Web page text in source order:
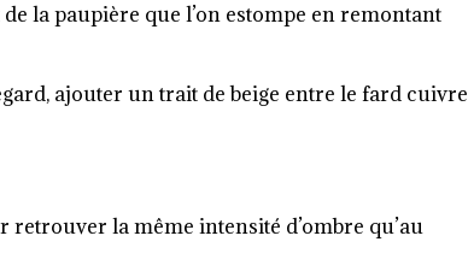
la paupière que l’on estompe en remontant
ajouter un trait de beige entre le fard cuivre
retrouver la même intensité d’ombre qu’au